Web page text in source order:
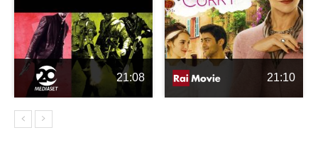
21:08 21:10